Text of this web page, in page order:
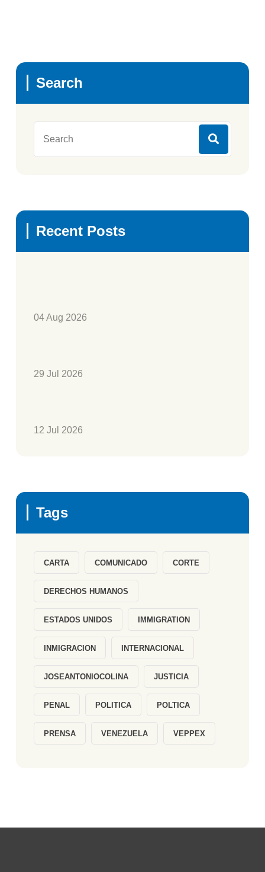
Search
Recent Posts
04 Aug 2026
29 Jul 2026
12 Jul 2026
Tags
CARTA COMUNICADO CORTE
DERECHOS HUMANOS
ESTADOS UNIDOS IMMIGRATION
INMIGRACION INTERNACIONAL
JOSEANTONIOCOLINA JUSTICIA
PENAL POLITICA POLTICA
PRENSA VENEZUELA VEPPEX